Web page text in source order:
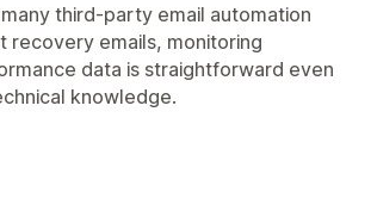
third-party email automation
recovery emails, monitoring
data is straightforward even
knowledge.